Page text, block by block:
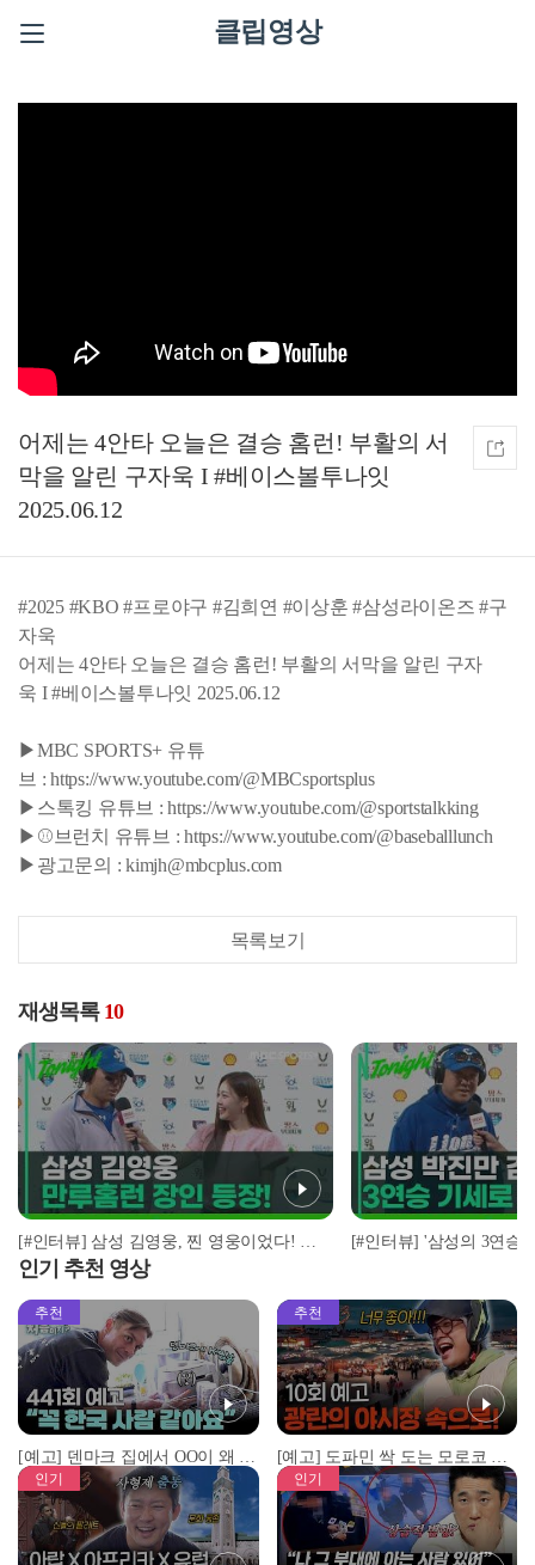
클립영상
어제는 4안타 오늘은 결승 홈런! 부활의 서
막을 알린 구자욱 I #베이스볼투나잇
2025.06.12
#2025 #KBO #프로야구 #김희연 #이상훈 #삼성라이온즈 #구
자욱
어제는 4안타 오늘은 결승 홈런! 부활의 서막을 알린 구자
욱 I #베이스볼투나잇 2025.06.12
▶MBC SPORTS+ 유튜
브 : https://www.youtube.com/@MBCsportsplus
▶스톡킹 유튜브 : https://www.youtube.com/@sportstalkking
▶⚾브런치 유튜브 : https://www.youtube.com/@baseballlunch
▶광고문의 : kimjh@mbcplus.com
목록보기
재생목록 10
[#인터뷰] 삼성 김영웅, 찐 영웅이었다! 통산 두 번째 만루홈런 폭발 I #베이스볼투나잇 2025.03.25
인기 추천 영상
추천
[예고] 덴마크 집에서 OO이 왜 나와...? 이상할 정도로 한국을 사랑하는 우리 형을 제보합니다!
추천
[예고] 도파민 싹 도는 모로코 야시장 투어!
인기 인기